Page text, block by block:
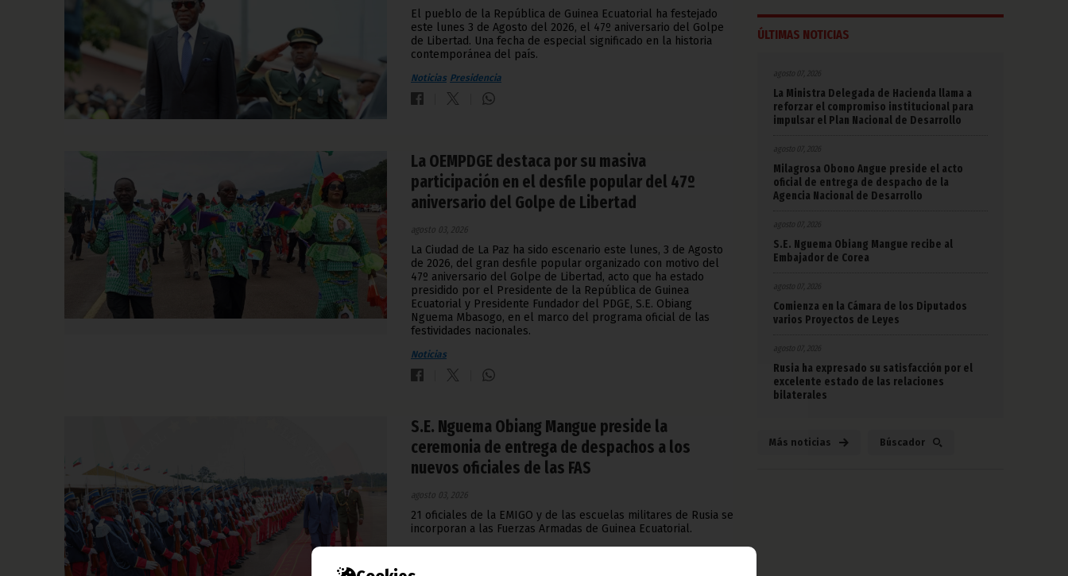
El pueblo de la República de Guinea Ecuatorial ha festejado
este lunes 3 de Agosto del 2026, el 47º aniversario del Golpe
de Libertad. Una fecha de especial significado en la historia
contemporánea del país.
Noticias Presidencia
La OEMPDGE destaca por su masiva
participación en el desfile popular del 47º
aniversario del Golpe de Libertad
agosto 03, 2026
La Ciudad de La Paz ha sido escenario este lunes, 3 de Agosto
de 2026, del gran desfile popular organizado con motivo del
47º aniversario del Golpe de Libertad, acto que ha estado
presidido por el Presidente de la República de Guinea
Ecuatorial y Presidente Fundador del PDGE, S.E. Obiang
Nguema Mbasogo, en el marco del programa oficial de las
festividades nacionales.
Noticias
S.E. Nguema Obiang Mangue preside la
ceremonia de entrega de despachos a los
nuevos oficiales de las FAS
agosto 03, 2026
21 oficiales de la EMIGO y de las escuelas militares de Rusia se
incorporan a las Fuerzas Armadas de Guinea Ecuatorial.
ÚLTIMAS NOTICIAS
agosto 07, 2026
La Ministra Delegada de Hacienda llama a
reforzar el compromiso institucional para
impulsar el Plan Nacional de Desarrollo
agosto 07, 2026
Milagrosa Obono Angue preside el acto
oficial de entrega de despacho de la
Agencia Nacional de Desarrollo
agosto 07, 2026
S.E. Nguema Obiang Mangue recibe al
Embajador de Corea
agosto 07, 2026
Comienza en la Cámara de los Diputados
varios Proyectos de Leyes
agosto 07, 2026
Rusia ha expresado su satisfacción por el
excelente estado de las relaciones
bilaterales
Más noticias Búscador